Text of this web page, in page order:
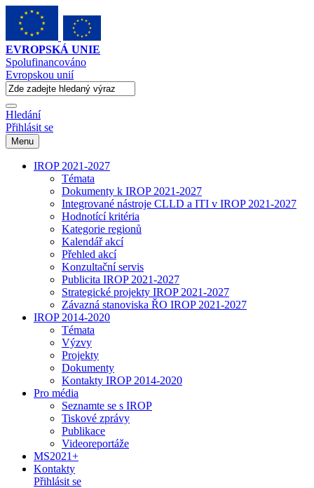
EVROPSKÁ UNIE
Spolufinancováno
Evropskou unií
Hledání
Přihlásit se
Menu
IROP 2021-2027
Témata
Dokumenty k IROP 2021-2027
Integrované nástroje CLLD a ITI v IROP 2021-2027
Hodnotící kritéria
Kategorie regionů
Kalendář akcí
Přehled akcí
Konzultační servis
Publicita IROP 2021-2027
Strategické projekty IROP 2021-2027
Závazná stanoviska ŘO IROP 2021-2027
IROP 2014-2020
Témata
Výzvy
Projekty
Dokumenty
Kontakty IROP 2014-2020
Pro média
Seznamte se s IROP
Tiskové zprávy
Publikace
Videoreportáže
MS2021+
Kontakty
Přihlásit se